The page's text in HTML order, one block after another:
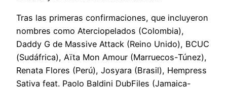
Tras las primeras confirmaciones, que incluyeron
nombres como Aterciopelados (Colombia),
Daddy G de Massive Attack (Reino Unido), BCUC
(Sudáfrica), Aïta Mon Amour (Marruecos-Túnez),
Renata Flores (Perú), Josyara (Brasil), Hempress
Sativa feat. Paolo Baldini DubFiles (Jamaica-